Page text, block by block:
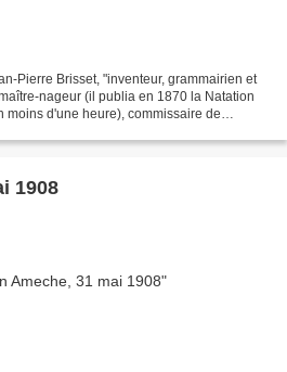
Pierre Brisset, "inventeur, grammairien et
nageur (il publia en 1870 la Natation
moins d'une heure), commissaire de
1908